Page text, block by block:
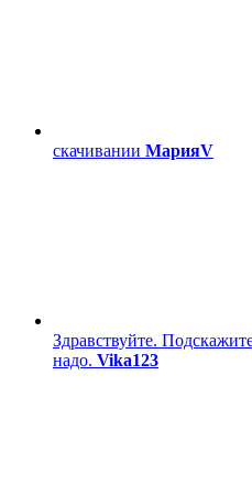
скачивании МарияV
Здравствуйте.
надо. Vika123